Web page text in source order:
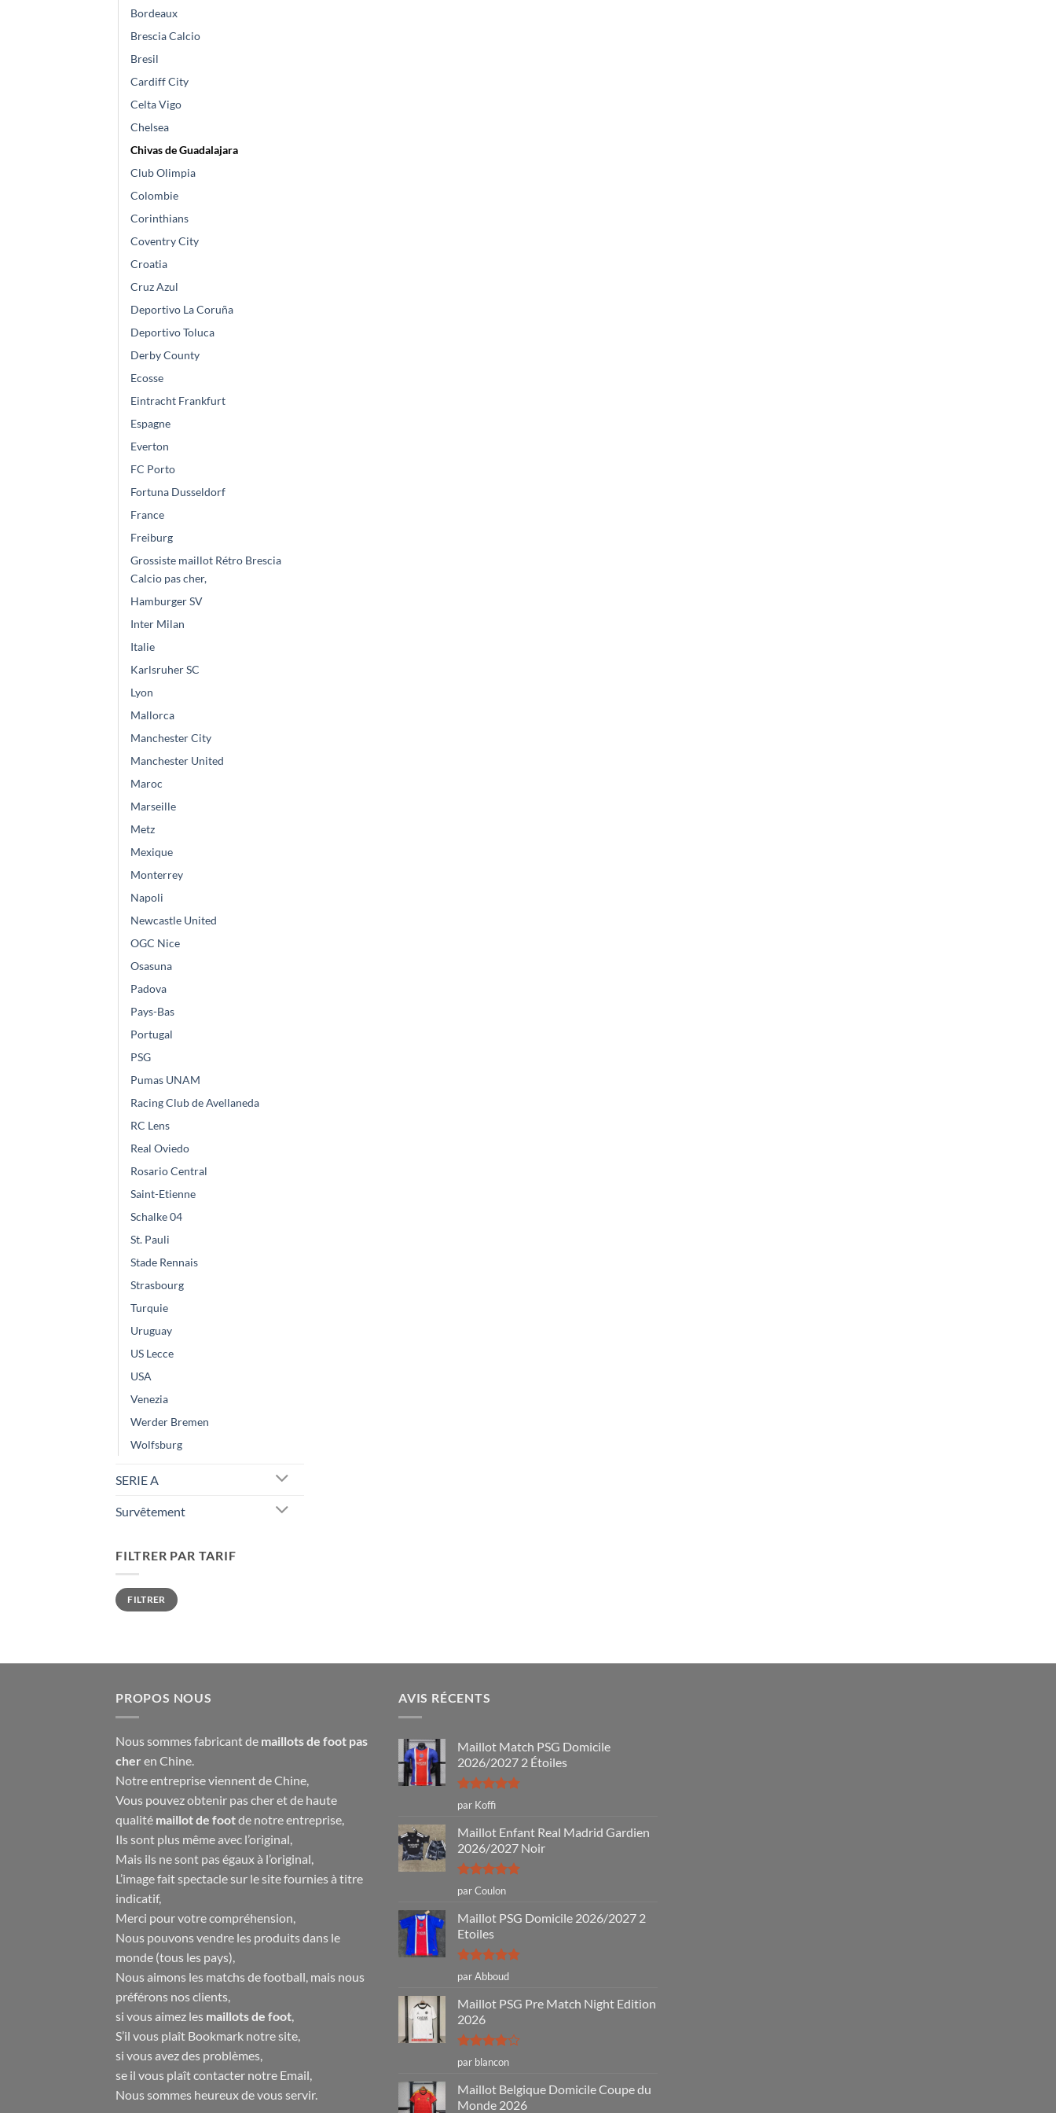
Bordeaux
Brescia Calcio
Bresil
Cardiff City
Celta Vigo
Chelsea
Chivas de Guadalajara
Club Olimpia
Colombie
Corinthians
Coventry City
Croatia
Cruz Azul
Deportivo La Coruña
Deportivo Toluca
Derby County
Ecosse
Eintracht Frankfurt
Espagne
Everton
FC Porto
Fortuna Dusseldorf
France
Freiburg
Grossiste maillot Rétro Brescia
Calcio pas cher,
Hamburger SV
Inter Milan
Italie
Karlsruher SC
Lyon
Mallorca
Manchester City
Manchester United
Maroc
Marseille
Metz
Mexique
Monterrey
Napoli
Newcastle United
OGC Nice
Osasuna
Padova
Pays-Bas
Portugal
PSG
Pumas UNAM
Racing Club de Avellaneda
RC Lens
Real Oviedo
Rosario Central
Saint-Etienne
Schalke 04
St. Pauli
Stade Rennais
Strasbourg
Turquie
Uruguay
US Lecce
USA
Venezia
Werder Bremen
Wolfsburg
SERIE A
Survêtement
FILTRER PAR TARIF
Prix
min
Prix
maxFILTRER
PROPOS NOUS
Nous sommes fabricant de maillots de foot pas
cher en Chine.
Notre entreprise viennent de Chine,
Vous pouvez obtenir pas cher et de haute
qualité maillot de footde notre entreprise,
Ils sont plus même avec l’original,
Mais ils ne sont pas égaux à l’original,
L’image fait spectacle sur le site fournies à titre
indicatif,
Merci pour votre compréhension,
Nous pouvons vendre les produits dans le
monde (tous les pays),
Nous aimons les matchs de football, mais nous
préférons nos clients,
si vous aimez les maillots de foot
S’il vous plaît Bookmark notre site,
si vous avez des problèmes,
se il vous plaît contacter notre Email,
Nous sommes heureux de vous servir.
AVIS RÉCENTS
Maillot Match PSG Domicile
2026/2027 2 Étoiles
Note5sur
5
par Koffi
Maillot Enfant Real Madrid Gardien
2026/2027 Noir
Note5sur
5
par Coulon
Maillot PSG Domicile 2026/2027 2
Etoiles
Note5sur
5
par Abboud
Maillot PSG Pre Match Night Edition
2026
Note4
sur 5
par blancon
Maillot Belgique Domicile Coupe du
Monde 2026